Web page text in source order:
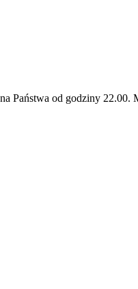
Państwa od godziny 22.00.